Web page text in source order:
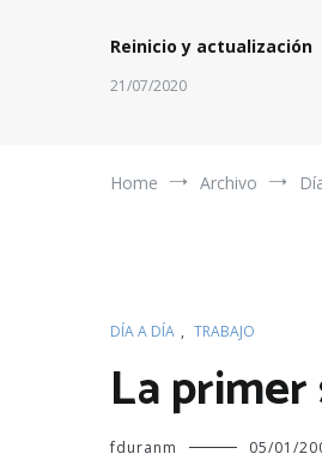
Reinicio y actualización
21/07/2020
Home Archivo
DÍA A DÍA , TRABAJO
La
fduranm 05/01/